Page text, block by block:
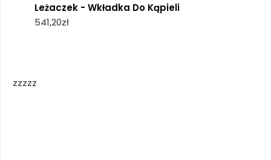
Leżaczek - Wkładka Do Kąpieli
541,20zł
zzzzz